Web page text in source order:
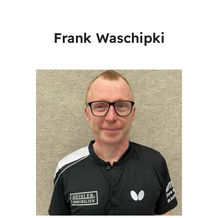
Frank Waschipki